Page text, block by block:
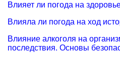
Влияет ли погода на
Влияла ли погода на ход
Влияние алкоголя на
последствия. Основы